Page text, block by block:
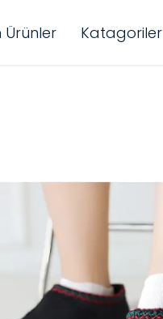
Ürünler Katagoriler